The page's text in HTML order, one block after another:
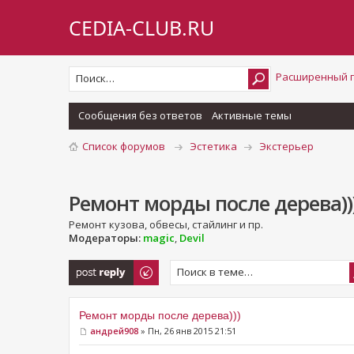
CEDIA-CLUB.RU
Расширенный
Сообщения без ответов Активные темы
Список форумов Эстетика Экстерьер
Ремонт морды после
Ремонт кузова, обвесы, стайлинг и пр.
Модераторы: magic, Devil
Ответить
Ремонт морды после дерева)))
андрей908 » Пн, 26 янв 2015 21:51